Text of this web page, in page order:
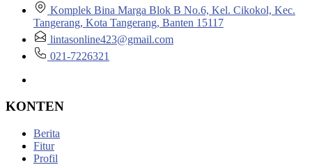
Komplek Bina Marga Blok B No.6, Kel. Cikokol, Kec.
Tangerang, Kota Tangerang, Banten 15117
lintasonline423@gmail.com
021-7226321
KONTEN
Berita
Fitur
Profil